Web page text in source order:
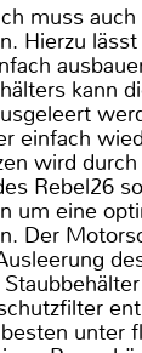
muss
Hierzu
kann
einfach
wird
Rebel26
um eine
Der
unter